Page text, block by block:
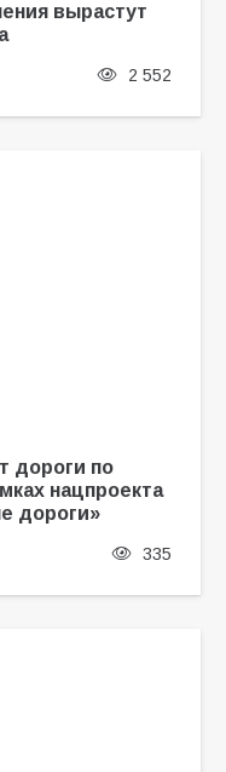
вырастут
2 552
дороги по
нацпроекта
дороги»
335